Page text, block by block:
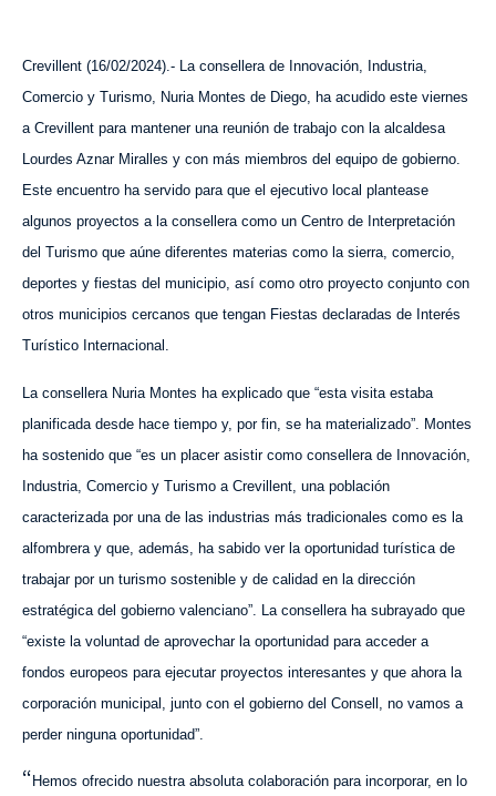
Crevillent (16/02/2024).- La consellera de Innovación, Industria,
Comercio y Turismo, Nuria Montes de Diego, ha acudido este viernes
a Crevillent para mantener una reunión de trabajo con la alcaldesa
Lourdes Aznar Miralles y con más miembros del equipo de gobierno.
Este encuentro ha servido para que el ejecutivo local plantease
algunos proyectos a la consellera como un Centro de Interpretación
del Turismo que aúne diferentes materias como la sierra, comercio,
deportes y fiestas del municipio, así como otro proyecto conjunto con
otros municipios cercanos que tengan Fiestas declaradas de Interés
Turístico Internacional.
La consellera Nuria Montes ha explicado que “esta visita estaba
planificada desde hace tiempo y, por fin, se ha materializado”. Montes
ha sostenido que “es un placer asistir como consellera de Innovación,
Industria, Comercio y Turismo a Crevillent, una población
caracterizada por una de las industrias más tradicionales como es la
alfombrera y que, además, ha sabido ver la oportunidad turística de
trabajar por un turismo sostenible y de calidad en la dirección
estratégica del gobierno valenciano”. La consellera ha subrayado que
“existe la voluntad de aprovechar la oportunidad para acceder a
fondos europeos para ejecutar proyectos interesantes y que ahora la
corporación municipal, junto con el gobierno del Consell, no vamos a
perder ninguna oportunidad”.
“ Hemos ofrecido nuestra absoluta colaboración para incorporar, en lo